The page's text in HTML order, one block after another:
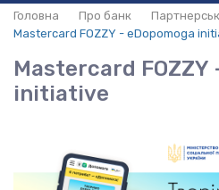
Головна Про банк
Mastercard FOZZY - eDopomoga
Mastercard FOZZY
initiative